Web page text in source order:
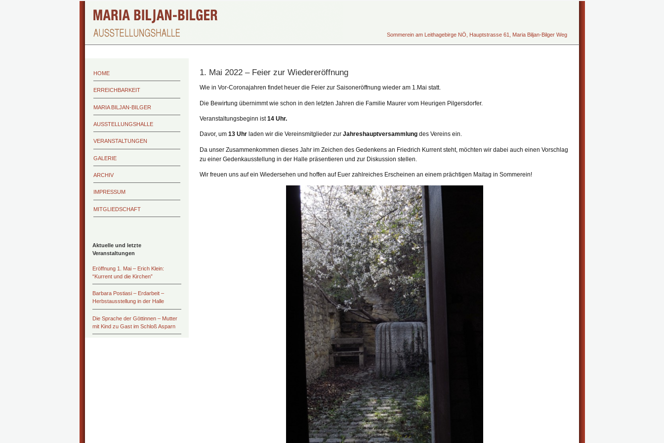
Sommerein am Leithagebirge NÖ, Hauptstrasse 61, Maria Biljan-Bilger Weg
1. Mai 2022 – Feier zur Wiedereröffnung
Wie in Vor-Coronajahren findet heuer die Feier zur Saisoneröffnung wieder am 1.Mai statt.
Die Bewirtung übernimmt wie schon in den letzten Jahren die Familie Maurer vom Heurigen Pilgersdorfer.
Veranstaltungsbeginn ist14 Uhr.
Davor, um 13 Uhr laden wir die Vereinsmitglieder zur Jahreshauptversammlungdes Vereins ein.
Da unser Zusammenkommen dieses Jahr im Zeichen des Gedenkens an Friedrich Kurrent steht, möchten wir dabei auch einen Vorschlag
zu einer Gedenkausstellung in der Halle präsentieren und zur Diskussion stellen.
Wir freuen uns auf ein Wiedersehen und hoffen auf Euer zahlreiches Erscheinen an einem prächtigen Maitag in Sommerein!
HOME
ERREICHBARKEIT
MARIA BILJAN-BILGER
AUSSTELLUNGSHALLE
VERANSTALTUNGEN
GALERIE
ARCHIV
IMPRESSUM
MITGLIEDSCHAFT
Aktuelle und letzte
Veranstaltungen
Eröffnung 1. Mai – Erich Klein:
“Kurrent und die Kirchen”
Barbara Postiasi – Erdarbeit –
Herbstausstellung in der Halle
Die Sprache der Göttinnen – Mutter
mit Kind zu Gast im Schloß Asparn